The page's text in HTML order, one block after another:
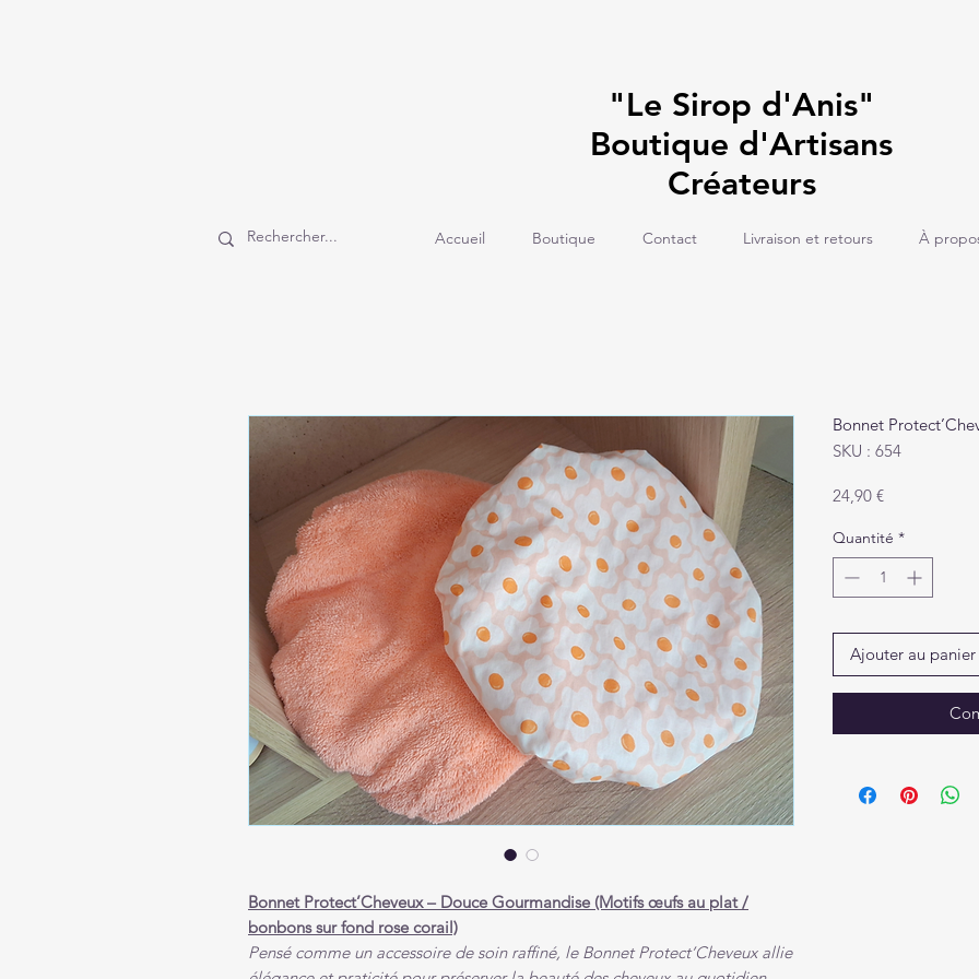
"Le Sirop d'Anis"
Boutique d'Artisans
Créateurs
Accueil Boutique Contact Livraison et retours À
Bonnet Protect’Cheveux – Douce Gourmandise (Motifs œufs au plat /
bonbons sur fond rose corail)
Pensé comme un accessoire de soin raffiné, le Bonnet Protect’Cheveux allie
Bonnet
SKU : 654
24,90 €Prix
Quantité *
Ajouter au panier